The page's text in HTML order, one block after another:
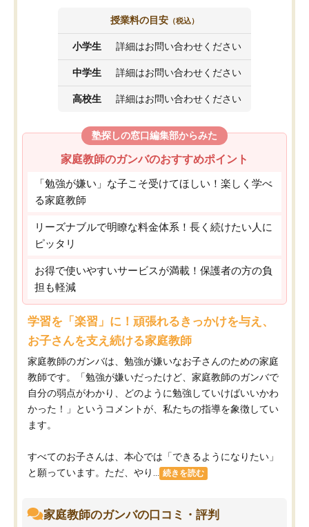
授業料の目安 （税込）
小学生 詳細はお問い合わせください
中学生 詳細はお問い合わせください
高校生 詳細はお問い合わせください
塾探しの窓口編集部からみた
家庭教師のガンバのおすすめポイント
「勉強が嫌い」な子こそ受けてほしい！楽しく学べ
る家庭教師
リーズナブルで明瞭な料金体系！長く続けたい人に
ピッタリ
お得で使いやすいサービスが満載！保護者の方の負
担も軽減
学習を「楽習」に！頑張れるきっかけを与え、
お子さんを支え続ける家庭教師
家庭教師のガンバは、勉強が嫌いなお子さんのための家庭
教師です。「勉強が嫌いだったけど、家庭教師のガンバで
自分の弱点がわかり、どのように勉強していけばいいかわ
かった！」というコメントが、私たちの指導を象徴してい
ます。
すべてのお子さんは、本心では「できるようになりたい」
と願っています。ただ、やり...
続きを読む
家庭教師のガンバの口コミ・評判